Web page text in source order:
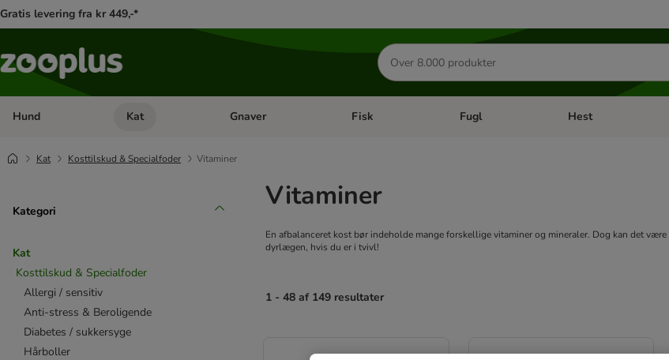
Gratis levering fra kr 449,-*
Søg
efter
produkter
Hund Åben kategori menu: Hund
Kat Åben kategori menu: Kat
Gnaver Åben kategori menu: Gnaver
Fisk Åben kategori menu: Fisk
Fugl Åben kategori menu:
Hest
Kat Kosttilskud & Specialfoder Vitaminer
Kategori
Kat
Kosttilskud & Specialfoder
Allergi / sensitiv
Anti-stress & Beroligende
Diabetes / sukkersyge
Hårboller
Vitaminer
En afbalanceret kost bør indeholde mange forskellige vitaminer og mineraler. Dog kan det
dyrlægen, hvis du er i tvivl!
1 - 48 af 149 resultater